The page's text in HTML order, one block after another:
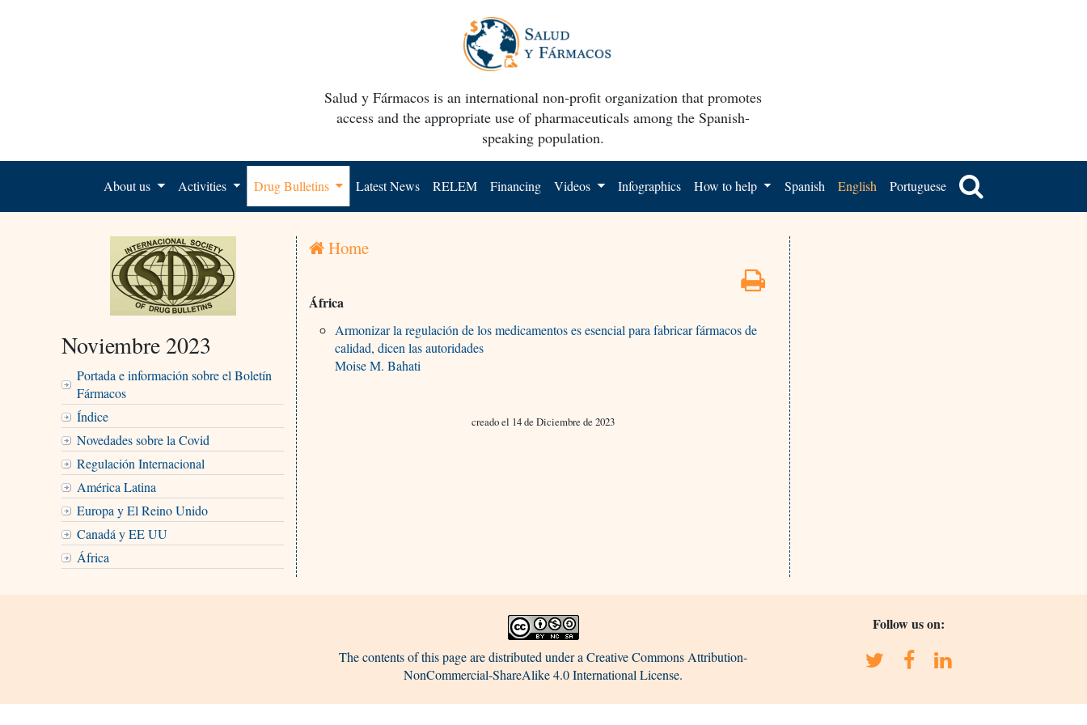
Salud y Fármacos is an international non-profit organization that promotes
access and the appropriate use of pharmaceuticals among the Spanish-
speaking population.
About us Activities Drug Bulletins Latest News RELEM Financing Videos Infographics How to help Spanish English Portuguese
Noviembre 2023
Portada e información sobre el Boletín
Fármacos
Índice
Novedades sobre la Covid
Regulación Internacional
América Latina
Europa y El Reino Unido
Canadá y EE UU
África
Home
África
Armonizar la regulación de los medicamentos es esencial para fabricar fármacos de
calidad, dicen las autoridades
Moise M. Bahati
creado el 14 de Diciembre de 2023
The contents of this page are distributed under a Creative Commons Attribution-
NonCommercial-ShareAlike 4.0 International License.
Follow us on: